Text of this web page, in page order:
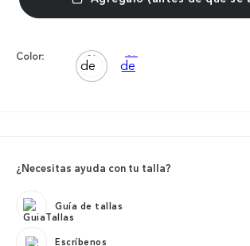
Color:
¿Necesitas ayuda con tu talla?
Guía de tallas
Escríbenos